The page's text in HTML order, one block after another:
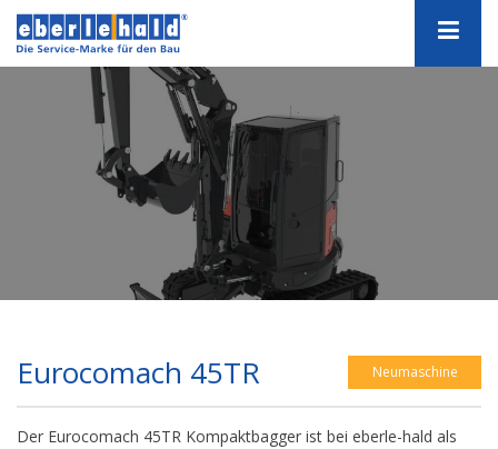
Eurocomach 45TR Neumaschine
Der Eurocomach 45TR Kompaktbagger ist bei eberle-hald als